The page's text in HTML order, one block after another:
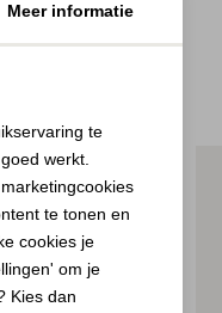
Meer informatie
te
werkt.
te tonen en
cookies je
om je
Kies dan